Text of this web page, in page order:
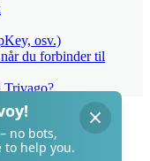
osv.)
du forbinder til
Trivago?